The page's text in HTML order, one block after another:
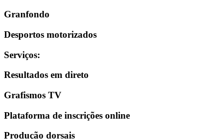
Granfondo
Desportos motorizados
Serviços:
Resultados em direto
Grafismos TV
Plataforma de inscrições online
Produção dorsais